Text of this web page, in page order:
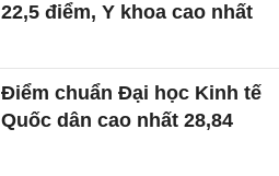
22,5 điểm, Y khoa cao nhất
Điểm chuẩn Đại học Kinh tế
Quốc dân cao nhất 28,84